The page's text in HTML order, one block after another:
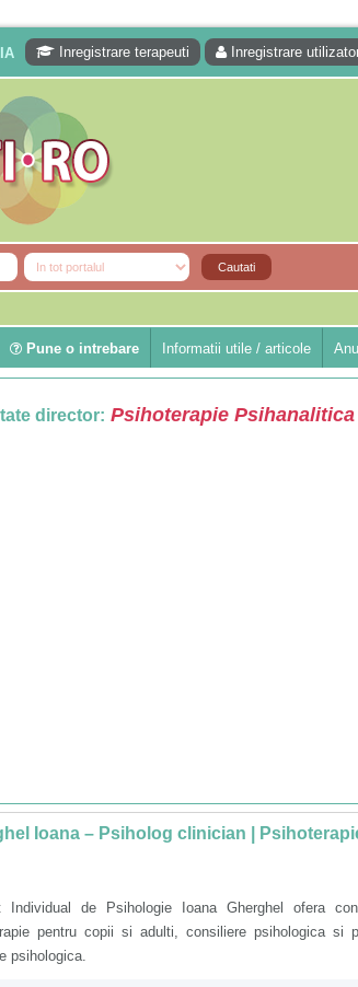
Inregistrare terapeuti Inregistrare
Pune o intrebare Informatii utile / articole
director: Psihoterapie
Ioana – Psiholog clinician |
Individual de Psihologie Ioana Gherghel ofera
pentru copii si adulti, consiliere psihologica si
psihologica.